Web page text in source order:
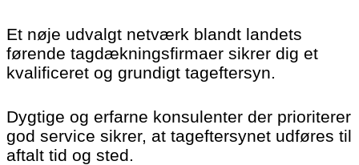
Et nøje udvalgt netværk blandt landets
førende tagdækningsfirmaer sikrer dig et
kvalificeret og grundigt tageftersyn.
Dygtige og erfarne konsulenter der prioriterer
god service sikrer, at tageftersynet udføres til
aftalt tid og sted.